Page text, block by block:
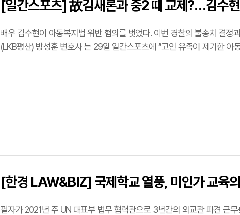
[일간스포츠] 故김새론과 중2 때 교제?…김수
배우 김수현이 아동복지법 위반 혐의를 벗었다. 이번 경찰의 불송치 결정과 관련 김수현의 법률대리를 맡고 있는 법무법인 엘케이비평산
(LKB평산) 방성훈 변호사 는 29일 일간스포츠에 “고인 유족이 제기한
[한경 LAW&BIZ] 국제학교 열풍, 미인가 교육
필자가 2021년 주 UN 대표부 법무 협력관으로 3년간의 외교관 파견 근